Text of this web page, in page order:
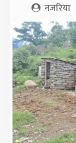
नजरिया